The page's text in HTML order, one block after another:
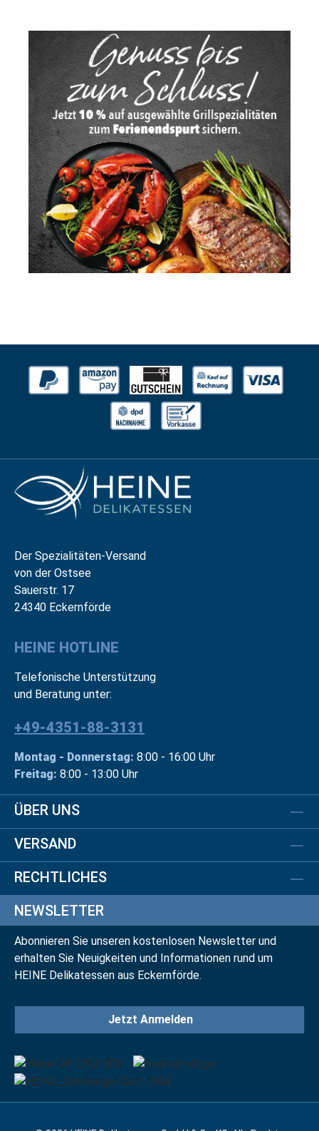
Der Spezialitäten-Versand
von der Ostsee
Sauerstr. 17
24340 Eckernförde
HEINE HOTLINE
Telefonische Unterstützung
und Beratung unter:
+49-4351-88-3131
Montag - Donnerstag: 8:00 - 16:00 Uhr
Freitag: 8:00 - 13:00 Uhr
ÜBER UNS
VERSAND
RECHTLICHES
NEWSLETTER
Abonnieren Sie unseren kostenlosen Newsletter und
erhalten Sie Neuigkeiten und Informationen rund um
HEINE Delikatessen aus Eckernförde.
Jetzt Anmelden